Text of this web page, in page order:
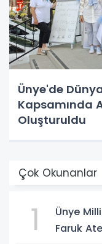
Ünye'de
Kapsamında
Oluşturuldu
Çok Okunanlar
1
Ünye
Faruk